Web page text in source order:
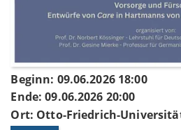
Beginn: 09.06.2026 18:00
Ende: 09.06.2026 20:00
Ort: Otto-Friedrich-